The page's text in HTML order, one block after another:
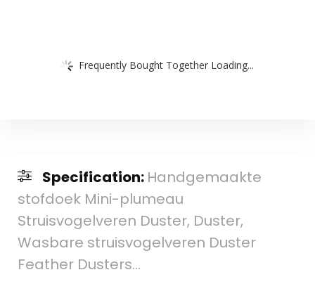
Frequently Bought Together Loading...
Specification: Handgemaakte
stofdoek Mini-plumeau
Struisvogelveren Duster, Duster,
Wasbare struisvogelveren Duster
Feather Dusters…